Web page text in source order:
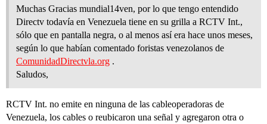
Muchas Gracias mundial14ven, por lo que tengo entendido
Directv todavía en Venezuela tiene en su grilla a RCTV Int.,
sólo que en pantalla negra, o al menos así era hace unos meses,
según lo que habían comentado foristas venezolanos de
ComunidadDirectvla.org .
Saludos,
RCTV Int. no emite en ninguna de las cableoperadoras de
Venezuela, los cables o reubicaron una señal y agregaron otra o